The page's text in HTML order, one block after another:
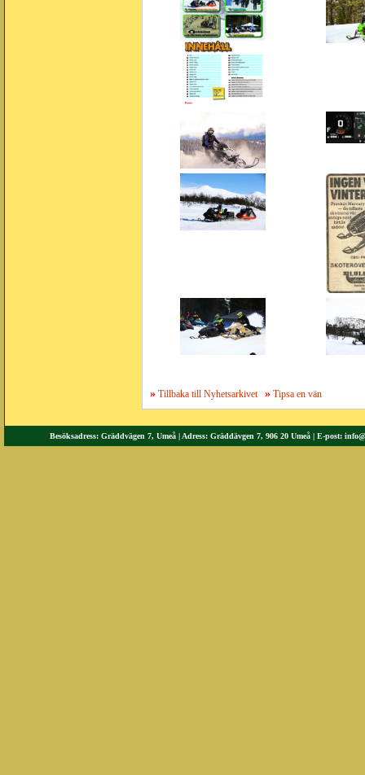
» Tillbaka till Nyhetsarkivet » Tipsa en vän
Besöksadress: Gräddvägen 7, Umeå | Adress: Gräddävgen 7, 906 20 Umeå | E-post: